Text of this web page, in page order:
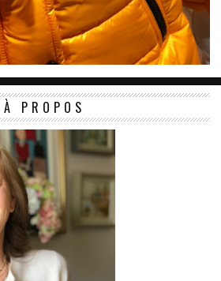
À PROPOS